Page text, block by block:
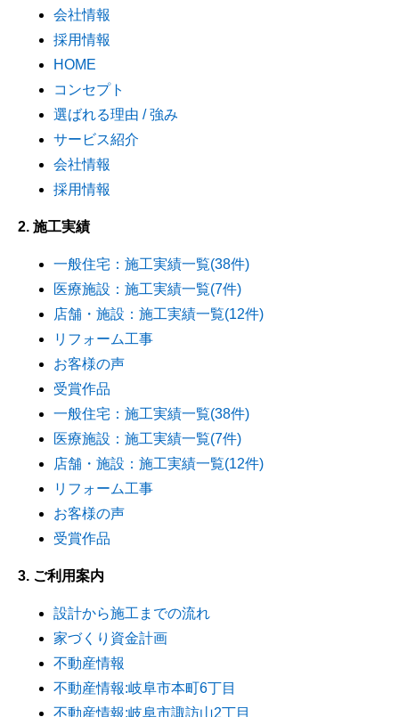
会社情報
採用情報
HOME
コンセプト
選ばれる理由 / 強み
サービス紹介
会社情報
採用情報
2. 施工実績
一般住宅：施工実績一覧(38件)
医療施設：施工実績一覧(7件)
店舗・施設：施工実績一覧(12件)
リフォーム工事
お客様の声
受賞作品
一般住宅：施工実績一覧(38件)
医療施設：施工実績一覧(7件)
店舗・施設：施工実績一覧(12件)
リフォーム工事
お客様の声
受賞作品
3. ご利用案内
設計から施工までの流れ
家づくり資金計画
不動産情報
不動産情報:岐阜市本町6丁目
不動産情報:岐阜市諏訪山2丁目